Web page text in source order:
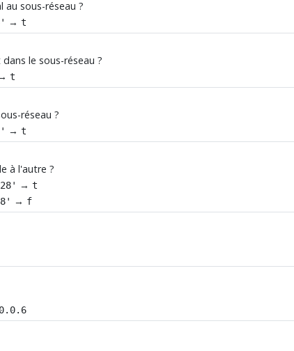
au sous-réseau ?
→t
le sous-réseau ?
t
réseau ?
→t
à l'autre ?
→t
→ f